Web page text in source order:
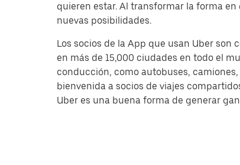
quieren estar. Al transformar la forma
nuevas posibilidades.
Los socios de la App que usan Uber
en más de 15,000 ciudades en todo el
conducción, como autobuses,
bienvenida a socios de viajes
Uber es una buena forma de generar